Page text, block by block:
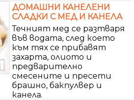
ДОМАШНИ КАНЕЛЕНИ
СЛАДКИ С МЕД И КАНЕЛА
Течният мед се разтваря
във водата, след което
към тях се прибавят
захарта, олиото и
предварително
смесените и пресети
брашно, бакпулвер и
канела.